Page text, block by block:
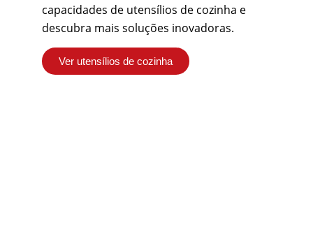
capacidades de utensílios de cozinha e
descubra mais soluções inovadoras.
Ver utensílios de cozinha